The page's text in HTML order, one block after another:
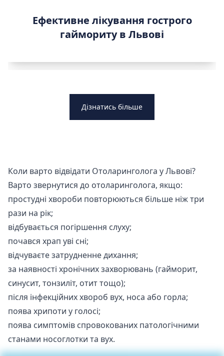
Ефективне лікування гострого
гаймориту в Львові
Дізнатись більше
Коли варто відвідати Отоларинголога у Львові?
Варто звернутися до отоларинголога, якщо:
простудні хвороби повторюються більше ніж три
рази на рік;
відбувається погіршення слуху;
почався храп уві сні;
відчуваєте затрудненне дихання;
за наявності хронічних захворювань (гайморит,
синусит, тонзиліт, отит тощо);
після інфекційних хвороб вух, носа або горла;
поява хрипоти у голосі;
поява симптомів спровокованих патологічними
станами носоглотки та вух.